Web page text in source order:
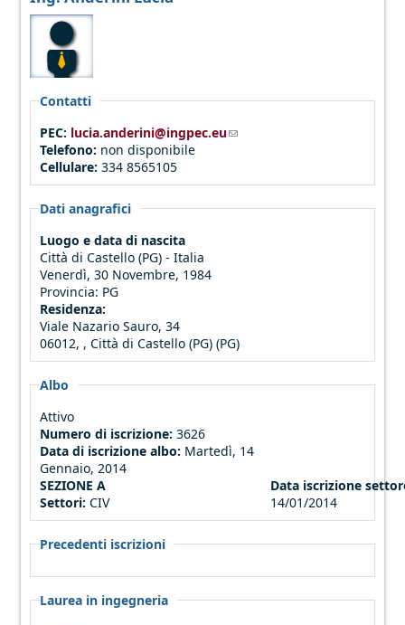
Contatti
PEC: lucia.anderini@ingpec.eu(link sends e-mail)
Telefono: non disponibile
Cellulare:334 8565105
Dati anagrafici
Luogo e data di nascita
Città di Castello (PG) - Italia
Venerdì, 30 Novembre, 1984
Provincia: PG
Residenza:
Viale Nazario Sauro, 34
06012, , Città di Castello (PG) (PG)
Albo
Attivo
Numero di iscrizione: 3626
Data di iscrizione albo: Martedì, 14
Gennaio, 2014
SEZIONE A
Settori: CIV
Data iscrizione
14/01/2014
Precedenti iscrizioni
Laurea in ingegneria